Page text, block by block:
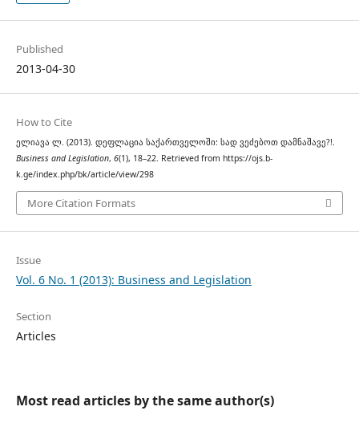
Published
2013-04-30
How to Cite
ელიავა ლ. (2013). დეფლაცია საქართველოში: სად ვეძებოთ დამნაშავე?!.
Business and Legislation, 6(1), 18–22. Retrieved from https://ojs.b-
k.ge/index.php/bk/article/view/298
More Citation Formats
Issue
Vol. 6 No. 1 (2013): Business and Legislation
Section
Articles
Most read articles by the same author(s)